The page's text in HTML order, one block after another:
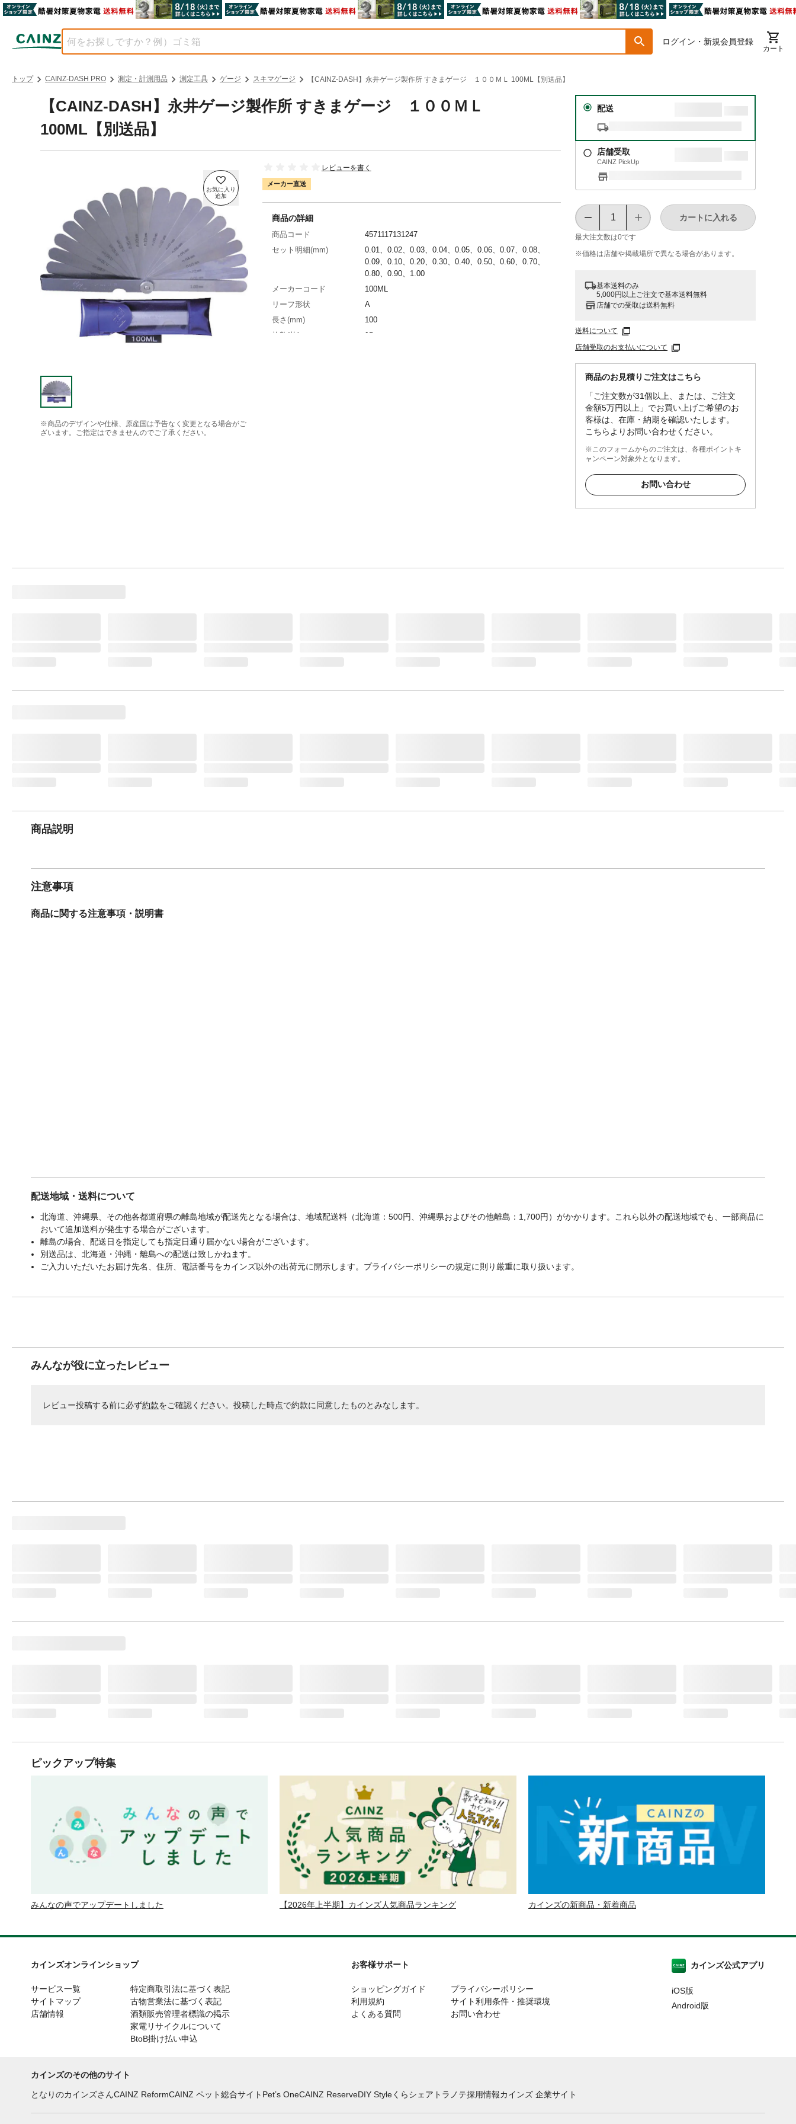
ログイン・新規会員登録
カート
トップ CAINZ-DASH PRO 測定・計測用品 測定工具 ゲージ スキマゲージ 【CAINZ-DASH】永井ゲージ製作所 すきまゲージ １００ＭＬ 100ML【別送品】
【CAINZ-DASH】永井ゲージ製作所 すきまゲージ １００ＭＬ
100ML【別送品】
※商品のデザインや仕様、原産国は予告なく変更となる場合がご
ざいます。ご指定はできませんのでご了承ください。
レビューを書く
メーカー直送
配送
店舗受取
CAINZ PickUp
最大注文数は0です
カートに入れる
※価格は​店舗や​掲載場所で​異なる​場合が​あります。
基本送料のみ
5,000円以上ご注文で基本送料無料
店舗での受取は送料無料
送料について
店舗受取のお支払いについて
商品のお見積りご注文はこちら
「ご注文数が31個以上、または、ご注文
金額5万円以上」でお買い上げご希望のお
客様は、在庫・納期を確認いたします。
こちらよりお問い合わせください。
※このフォームからのご注文は、各種ポイントキ
ャンペーン対象外となります。
お問い合わせ
商品の詳細
商品コード
4571117131247
セット明細(mm)
0.01、0.02、0.03、0.04、0.05、0.06、0.07、0.08、
0.09、0.10、0.20、0.30、0.40、0.50、0.60、0.70、
0.80、0.90、1.00
メーカーコード
100ML
リーフ形状
A
長さ(mm)
100
枚数(枚)
19
商品説明
注意事項
商品に関する注意事項・説明書
配送地域・送料について
北海道、沖縄県、その他各都道府県の離島地域が配送先となる場合は、地域配送料（北海道：500円、沖縄県およびその他離島：1,700円）がかかります。これら以外の配送地域でも、一部商品に
おいて追加送料が発生する場合がございます。
離島の場合、配送日を指定しても指定日通り届かない場合がございます。
別送品は、北海道・沖縄・離島への配送は致しかねます。
ご入力いただいたお届け先名、住所、電話番号をカインズ以外の出荷元に開示します。プライバシーポリシーの規定に則り厳重に取り扱います。
みんなが役に立ったレビュー
レビュー投稿する前に必ず約款をご確認ください。投稿した時点で約款に同意したものとみなします。
ピックアップ特集
みんなの声でアップデートしました 【2026年上半期】カインズ人気商品ランキング カインズの新商品・新着商品
カインズオンラインショップ
サービス一覧
サイトマップ
店舗情報
特定商取引法に基づく表記
古物営業法に基づく表記
酒類販売管理者標識の掲示
家電リサイクルについて
BtoB掛け払い申込
お客様サポート
ショッピングガイド
利用規約
よくある質問
プライバシーポリシー
サイト利用条件・推奨環境
お問い合わせ
カインズ公式アプリ
iOS版
Android版
カインズのその他のサイト
となりのカインズさんCAINZ ReformCAINZ ペット総合サイト Pet’s OneCAINZ ReserveDIY Styleくらシェア トラノテ採用情報カインズ 企業サイト